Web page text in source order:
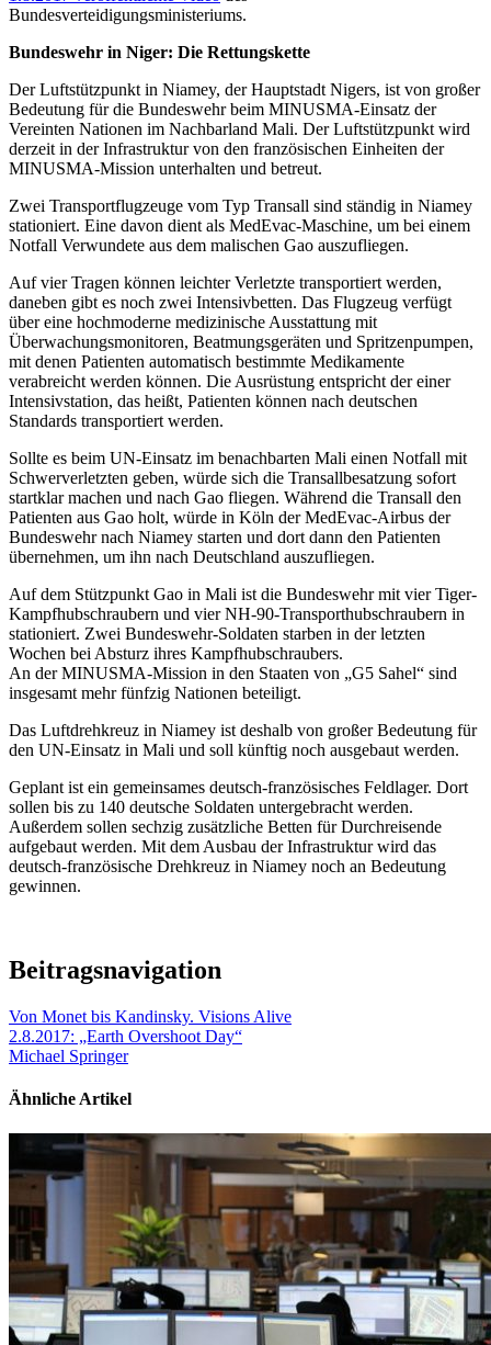
Bundesverteidigungsministeriums.
Bundeswehr in Niger: Die Rettungskette
Der Luftstützpunkt in Niamey, der Hauptstadt Nigers, ist von großer
Bedeutung für die Bundeswehr beim MINUSMA-Einsatz der
Vereinten Nationen im Nachbarland Mali. Der Luftstützpunkt wird
derzeit in der Infrastruktur von den französischen Einheiten der
MINUSMA-Mission unterhalten und betreut.
Zwei Transportflugzeuge vom Typ Transall sind ständig in Niamey
stationiert. Eine davon dient als MedEvac-Maschine, um bei einem
Notfall Verwundete aus dem malischen Gao auszufliegen.
Auf vier Tragen können leichter Verletzte transportiert werden,
daneben gibt es noch zwei Intensivbetten. Das Flugzeug verfügt
über eine hochmoderne medizinische Ausstattung mit
Überwachungsmonitoren, Beatmungsgeräten und Spritzenpumpen,
mit denen Patienten automatisch bestimmte Medikamente
verabreicht werden können. Die Ausrüstung entspricht der einer
Intensivstation, das heißt, Patienten können nach deutschen
Standards transportiert werden.
Sollte es beim UN-Einsatz im benachbarten Mali einen Notfall mit
Schwerverletzten geben, würde sich die Transallbesatzung sofort
startklar machen und nach Gao fliegen. Während die Transall den
Patienten aus Gao holt, würde in Köln der MedEvac-Airbus der
Bundeswehr nach Niamey starten und dort dann den Patienten
übernehmen, um ihn nach Deutschland auszufliegen.
Auf dem Stützpunkt Gao in Mali ist die Bundeswehr mit vier Tiger-
Kampfhubschraubern und vier NH-90-Transporthubschraubern in
stationiert. Zwei Bundeswehr-Soldaten starben in der letzten
Wochen bei Absturz ihres Kampfhubschraubers.
An der MINUSMA-Mission in den Staaten von „G5 Sahel“ sind
insgesamt mehr fünfzig Nationen beteiligt.
Das Luftdrehkreuz in Niamey ist deshalb von großer Bedeutung für
den UN-Einsatz in Mali und soll künftig noch ausgebaut werden.
Geplant ist ein gemeinsames deutsch-französisches Feldlager. Dort
sollen bis zu 140 deutsche Soldaten untergebracht werden.
Außerdem sollen sechzig zusätzliche Betten für Durchreisende
aufgebaut werden. Mit dem Ausbau der Infrastruktur wird das
deutsch-französische Drehkreuz in Niamey noch an Bedeutung
gewinnen.
Beitragsnavigation
Von Monet bis Kandinsky. Visions Alive
2.8.2017: „Earth Overshoot Day“
Michael Springer
Ähnliche Artikel